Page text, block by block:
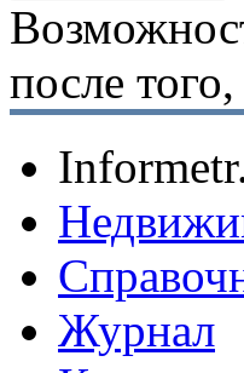
после
Журнал